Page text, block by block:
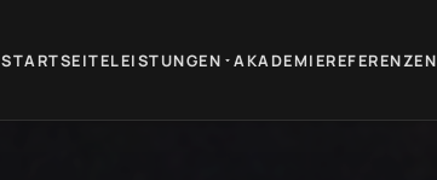
STARTSEITELEISTUNGEN AKADEMIEREFERENZEN